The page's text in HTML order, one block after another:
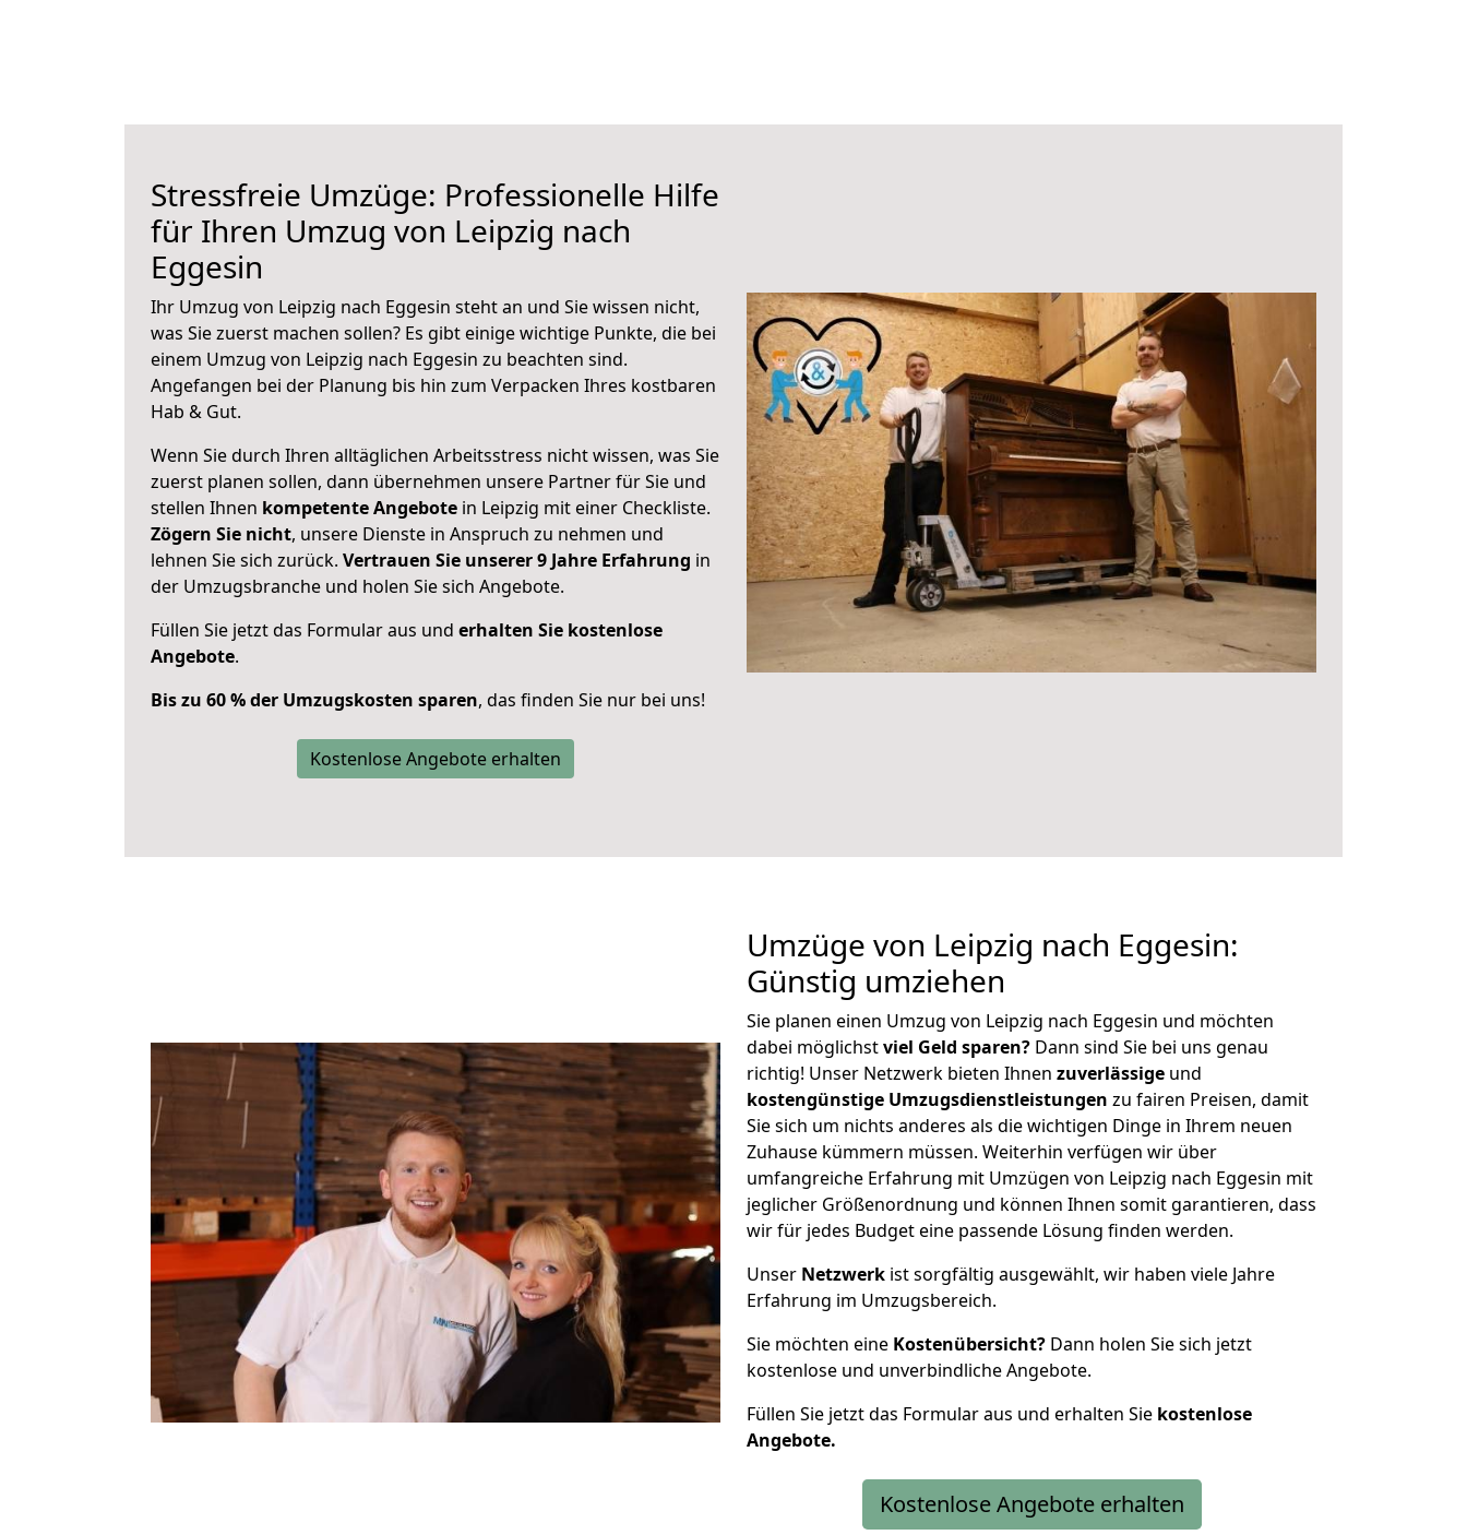
Stressfreie Umzüge: Professionelle Hilfe
für Ihren Umzug von Leipzig nach
Eggesin
Ihr Umzug von Leipzig nach Eggesin steht an und Sie wissen nicht,
was Sie zuerst machen sollen? Es gibt einige wichtige Punkte, die bei
einem Umzug von Leipzig nach Eggesin zu beachten sind.
Angefangen bei der Planung bis hin zum Verpacken Ihres kostbaren
Hab & Gut.
Wenn Sie durch Ihren alltäglichen Arbeitsstress nicht wissen, was Sie
zuerst planen sollen, dann übernehmen unsere Partner für Sie und
stellen Ihnen kompetente Angebote in Leipzig mit einer Checkliste.
Zögern Sie nicht, unsere Dienste in Anspruch zu nehmen und
lehnen Sie sich zurück. Vertrauen Sie unserer 9 Jahre Erfahrung in
der Umzugsbranche und holen Sie sich Angebote.
Füllen Sie jetzt das Formular aus und erhalten Sie kostenlose
Angebote.
Bis zu 60 % der Umzugskosten sparen, das finden Sie nur bei uns!
Kostenlose Angebote erhalten
Umzüge von Leipzig nach Eggesin:
Günstig umziehen
Sie planen einen Umzug von Leipzig nach Eggesin und möchten
dabei möglichstviel Geld sparen? Dann sind Sie bei uns genau
richtig! Unser Netzwerk bieten Ihnen zuverlässige und
kostengünstige Umzugsdienstleistungen zu fairen Preisen, damit
Sie sich um nichts anderes als die wichtigen Dinge in Ihrem neuen
Zuhause kümmern müssen. Weiterhin verfügen wir über
umfangreiche Erfahrung mit Umzügen von Leipzig nach Eggesin mit
jeglicher Größenordnung und können Ihnen somit garantieren, dass
wir für jedes Budget eine passende Lösung finden werden.
Unser Netzwerk ist sorgfältig ausgewählt, wir haben viele Jahre
Erfahrung im Umzugsbereich.
Sie möchten eine Kostenübersicht? Dann holen Sie sich jetzt
kostenlose und unverbindliche Angebote.
Füllen Sie jetzt das Formular aus und erhalten Sie kostenlose
Angebote.
Kostenlose Angebote erhalten